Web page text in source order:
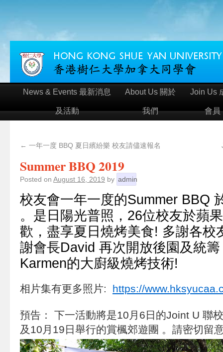
News & Events 最新消息
及活動
About Us 關於
我們
Join Us
會員
← 一年一度 BBQ 夏日繽紛樂 校友請儘速報名
Summer BBQ 2019
Posted on August 16, 2019 by admin
校友會一年一度的Summer BBQ
。是日陽光普照，26位校友於蘋
歡，盡享夏日燒烤美食! 多謝各校
謝會長David 再次開放後園及統
Karmen的大廚級燒烤技術!
相片集有更多照片: https://
預告： 下一活動將是10月6日的Joint U 聯
及10月19日舉行的賞楓郊遊團 。請密切留